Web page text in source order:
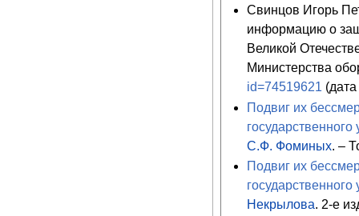
Свинцов Игорь
информацию о
Великой
Министерства
id=74519621
Подвиг их
С.Ф. Фоминых. –
Подвиг их
Некрылова. 2-е